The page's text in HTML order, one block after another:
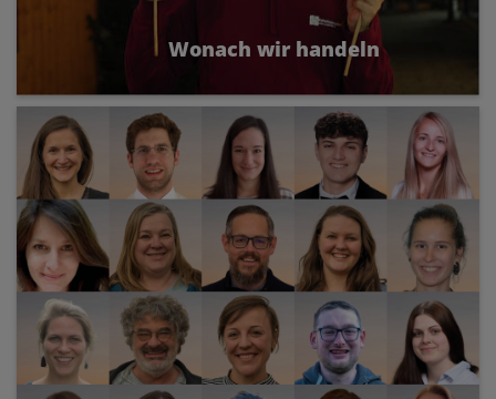
Wonach wir handeln